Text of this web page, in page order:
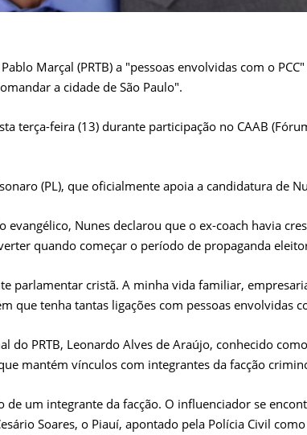
Marçal (PRTB) a "pessoas envolvidas com o
a cidade de São Paulo".
terça-feira (13) durante participação no CAAB
(PL), que oficialmente apoia a candidatura de
Nunes declarou que o ex-coach havia
quando começar o período de propaganda
parlamentar cristã. A minha vida familiar,
que tenha tantas ligações com pessoas envolvidas
do PRTB, Leonardo Alves de Araújo, conhecido
mantém vínculos com integrantes da facção
um integrante da facção. O influenciador se
Soares, o Piauí, apontado pela Polícia Civil como